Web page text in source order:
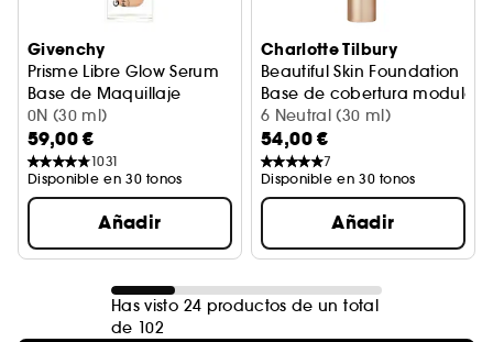
Givenchy
Prisme Libre Glow Serum
Base de Maquillaje
0N (30 ml)
59,00 €
1031
Disponible en 30 tonos
Añadir
Charlotte Tilbury
Beautiful Skin Foundation
Base de cobertura
6 Neutral (30 ml)
54,00 €
7
Disponible en 30 tonos
Añadir
Has visto 24 productos de un total
de 102